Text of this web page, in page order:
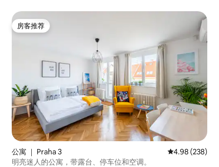
房客推荐
房客推荐
公寓 ｜ Praha 3 平均评分 4.98
4.98 (238)
明亮迷人的公寓，带露台、停车位和空调。